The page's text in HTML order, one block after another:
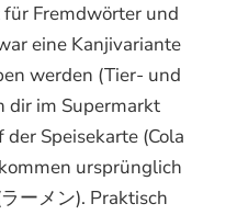
Fremdwörter und
eine Kanjivariante
werden (Tier- und
dir im Supermarkt
Speisekarte (Cola
ursprünglich
ーメン). Praktisch